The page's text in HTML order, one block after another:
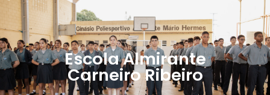
Escola Almirante
Carneiro Ribeiro